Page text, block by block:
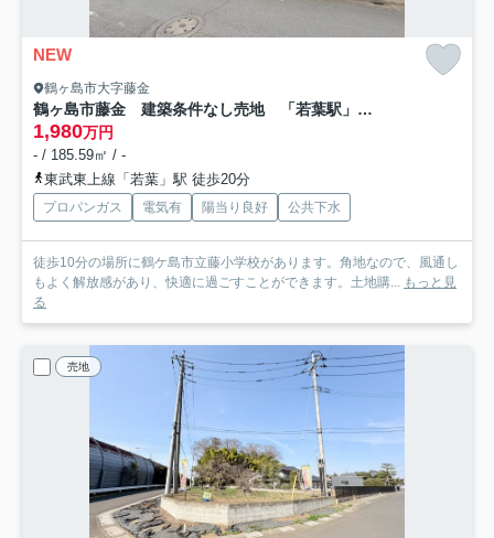
NEW
鶴ヶ島市大字藤金
鶴ヶ島市藤金 建築条件なし売地 「若葉駅」徒歩20分 敷地56坪 【第一小学区】
1,980万円
- / 185.59㎡ / -
東武東上線「若葉」駅 徒歩20分
プロパンガス 電気有 陽当り良好 公共下水
徒歩10分の場所に鶴ケ島市立藤小学校があります。角地なので、風通し
もよく解放感があり、快適に過ごすことができます。土地購...
もっと見
る
売地